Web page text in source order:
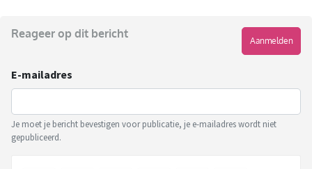
Reageer op dit bericht
Aanmelden
E-mailadres
Je moet je bericht bevestigen voor publicatie, je e-mailadres wordt niet
gepubliceerd.